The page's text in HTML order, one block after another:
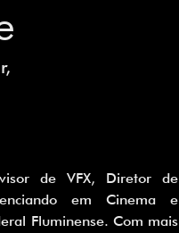
em Cinema e
Fluminense. Com mais